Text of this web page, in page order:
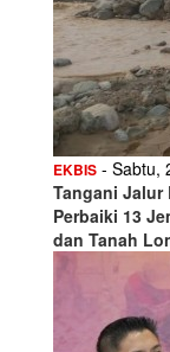
EKBIS - Sabtu,
Tangani Jalur
Perbaiki 13
dan Tanah